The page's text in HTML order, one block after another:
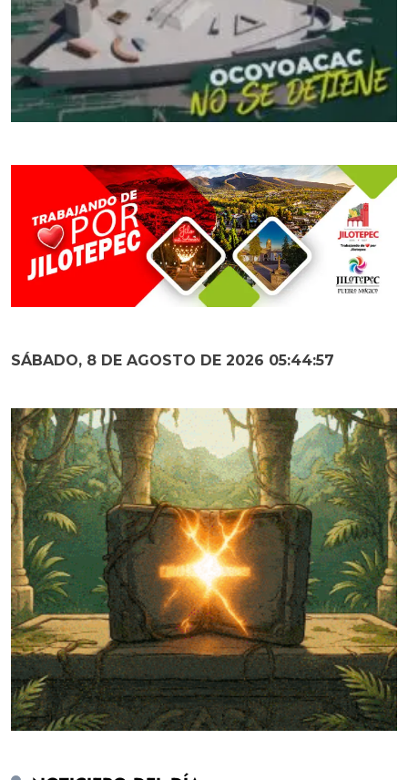
SÁBADO, 8 DE AGOSTO DE 2026 05:44:58